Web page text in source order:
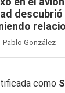
descubrió
González
como